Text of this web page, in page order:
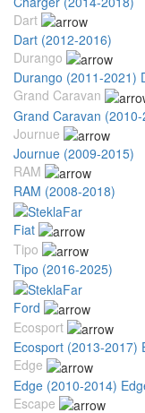
Dart
Dart (2012-2016)
Durango
Durango (2011-2021)
Grand Caravan
Grand Caravan
Journue
Journue (2009-2015)
RAM
RAM (2008-2018)
Fiat
Tipo
Tipo (2016-2025)
Ford
Ecosport
Ecosport (2013-2017)
Edge
Edge (2010-2014)
Escape